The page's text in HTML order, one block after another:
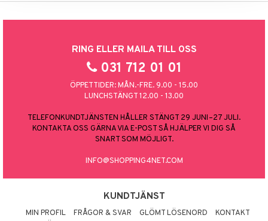
RING ELLER MAILA TILL OSS
031 712 01 01
ÖPPETTIDER: MÅN.-FRE. 9.00 - 15.00
LUNCHSTÄNGT 12.00 - 13.00
TELEFONKUNDTJÄNSTEN HÅLLER STÄNGT 29 JUNI–27 JULI.
KONTAKTA OSS GÄRNA VIA E-POST SÅ HJÄLPER VI DIG SÅ
SNART SOM MÖJLIGT.
INFO@SHOPPING4NET.COM
KUNDTJÄNST
MIN PROFIL FRÅGOR & SVAR GLÖMT LÖSENORD
KONTAKT